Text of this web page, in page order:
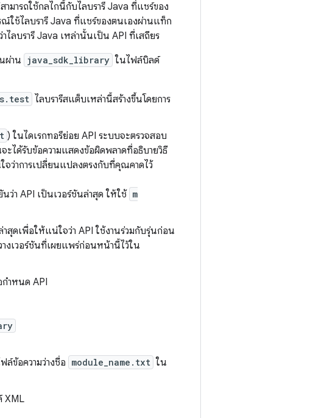
มารถใช้กลไกนี้กับไลบรารี Java ที่แชร์ของ
ใช้ไลบรารี Java ที่แชร์ของตนเองผ่านแท็ก
ไลบรารี Java เหล่านั้นเป็น API ที่เสถียร
ผ่าน java_sdk_library ในไฟล์บิลด์
ไลบรารีสแต็บเหล่านี้สร้างขึ้นโดยการ
) ในไดเรกทอรีย่อย API ระบบจะตรวจสอบ
ได้รับข้อความแสดงข้อผิดพลาดที่อธิบายวิธี
ว่าการเปลี่ยนแปลงตรงกับที่คุณคาดไว้
ว่า API เป็นเวอร์ชันล่าสุด ให้ใช้ m
สุดเพื่อให้แน่ใจว่า API ใช้งานร่วมกับรุ่นก่อน
งเวอร์ชันที่เผยแพร่ก่อนหน้านี้ไว้ใน
ำหนด API
ล์ข้อความว่างชื่อ module_name.txt ใน
XML